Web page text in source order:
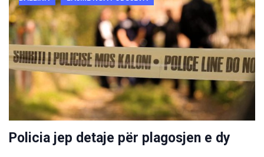
Policia jep detaje për plagosjen e dy